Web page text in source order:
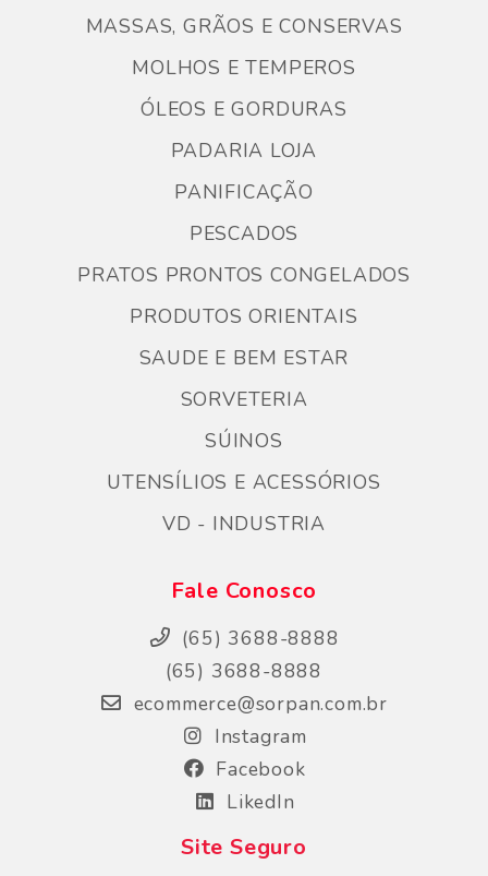
MASSAS, GRÃOS E CONSERVAS
MOLHOS E TEMPEROS
ÓLEOS E GORDURAS
PADARIA LOJA
PANIFICAÇÃO
PESCADOS
PRATOS PRONTOS CONGELADOS
PRODUTOS ORIENTAIS
SAUDE E BEM ESTAR
SORVETERIA
SÚINOS
UTENSÍLIOS E ACESSÓRIOS
VD - INDUSTRIA
Fale Conosco
(65) 3688-8888
(65) 3688-8888
ecommerce@sorpan.com.br
Instagram
Facebook
LikedIn
Site Seguro